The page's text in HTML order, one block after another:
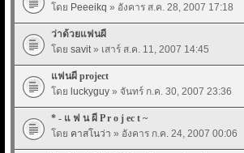
โดย Peeeikq » อังคาร ส.ค. 28, 2007 17:18
ว่าด้วยแฟนผี
โดย savit» เสาร์ ส.ค. 11, 2007 14:45
แฟนผี project
โดย luckyguy » จันทร์ ก.ค. 30, 2007 23:36
* - แ ฟ น ผี P r o j ec t ~
โดย คาสโนว่า » อังคาร ก.ค. 24, 2007 00:06